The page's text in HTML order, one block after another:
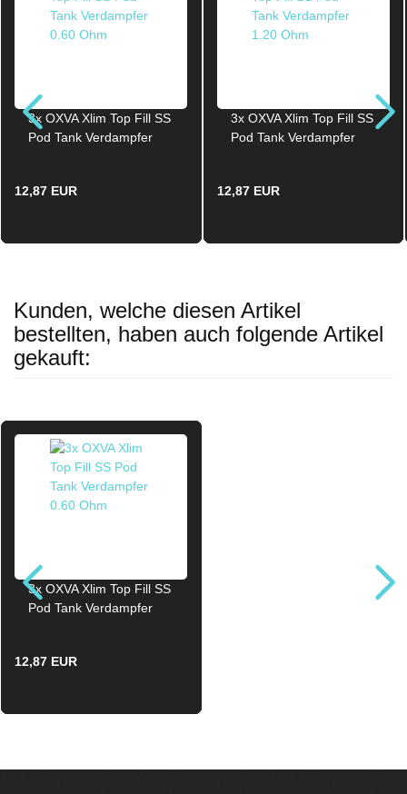
3x OXVA Xlim Top Fill SS
Pod Tank Verdampfer
12,87 EUR
3x OXVA Xlim Top Fill SS
Pod Tank Verdampfer
12,87 EUR
Kunden, welche diesen Artikel
bestellten, haben auch folgende Artikel
gekauft:
3x OXVA Xlim Top Fill SS
Pod Tank Verdampfer
12,87 EUR